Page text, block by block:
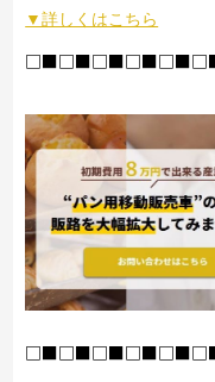
▼詳しくはこちら